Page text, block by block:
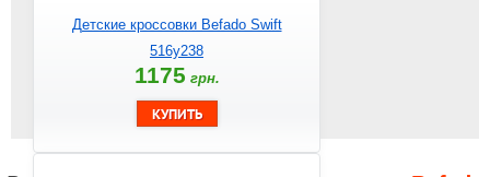
Детские кроссовки Befado Swift
516y238
1175 грн.